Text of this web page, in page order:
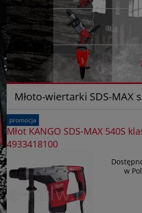
Młoto-wiertarki SDS-MAX
Młot KANGO SDS-MAX 540S
4933418100
w
promocja